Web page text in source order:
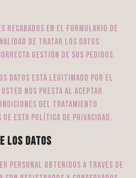
recabados en el formulario de
de tratar los datos
gestión de sus pedidos.
datos está legitimado por el
nos presta al aceptar
del tratamiento
de esta política de privacidad.
los datos
personal obtenidos a través de